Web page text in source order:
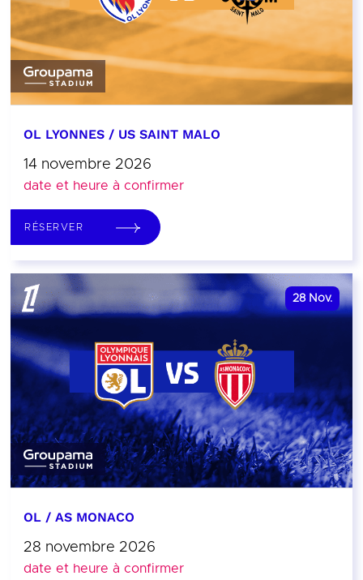
OL LYONNES / US SAINT MALO
14 novembre 2026
date et heure à confirmer
RÉSERVER
28 Nov.
OL / AS MONACO
28 novembre 2026
date et heure à confirmer